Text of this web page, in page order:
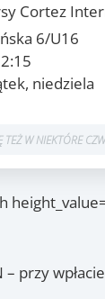
Cortez
6/U16
niedziela
TEŻ W NIEKTÓRE
niedziela
(pt.), 1.12(pt.)
(niedz.), 2.02(pt.)
– przy